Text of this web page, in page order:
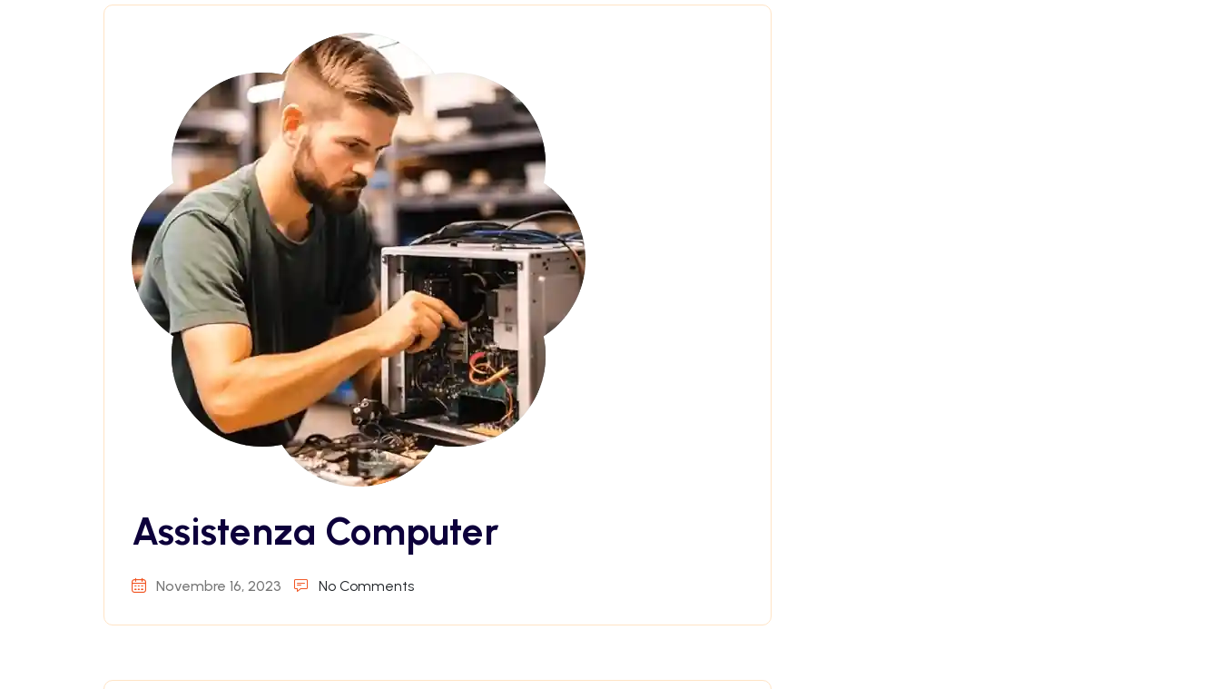
Assistenza Computer
Novembre 16, 2023 No Comments